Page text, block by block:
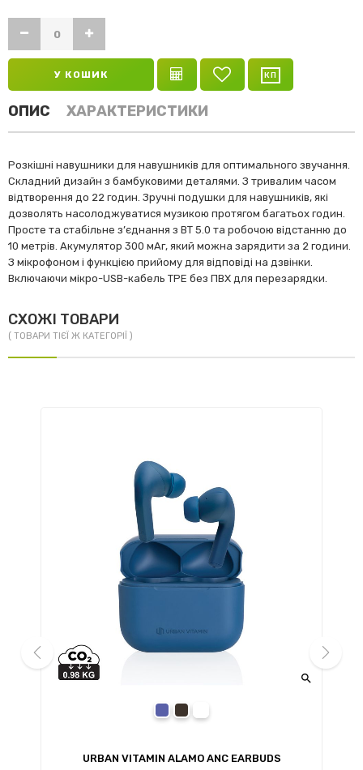
У КОШИК
ОПИС ХАРАКТЕРИСТИКИ
Розкішні навушники для навушників для оптимального звучання.
Складний дизайн з бамбуковими деталями. З тривалим часом
відтворення до 22 годин. Зручні подушки для навушників, які
дозволять насолоджуватися музикою протягом багатьох годин.
Просте та стабільне з’єднання з BT 5.0 та робочою відстанню до
10 метрів. Акумулятор 300 мАг, який можна зарядити за 2 години.
З мікрофоном і функцією прийому для відповіді на дзвінки.
Включаючи мікро-USB-кабель TPE без ПВХ для перезарядки.
СХОЖІ ТОВАРИ
( ТОВАРИ ТІЄЇ Ж КАТЕГОРІЇ )

URBAN VITAMIN ALAMO ANC EARBUDS